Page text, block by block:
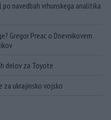
navedbah vrhunskega analitika
Gregor Preac o Dnevnikovem
delov za Toyote
za ukrajinsko vojsko